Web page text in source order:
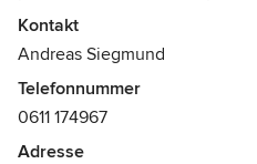
ausgewählten Design-Möbeln
den Lebensraum Wohnen,
Ideen und Inspiration,
Lassen Sie sich entführen; wir
Kontakt
Andreas Siegmund
Telefonnummer
0611 174967
Adresse